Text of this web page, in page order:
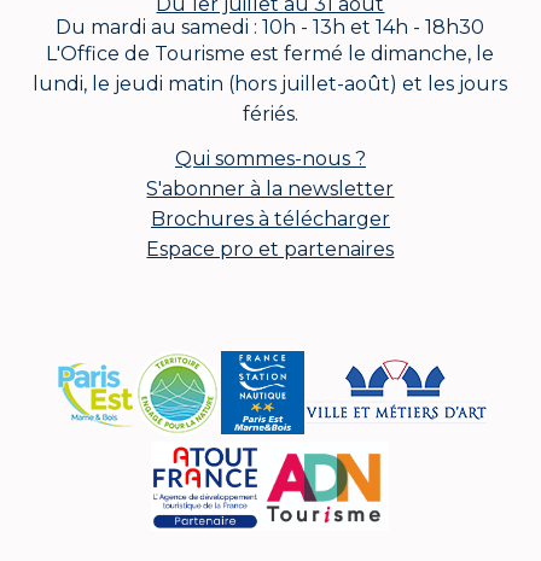
Du mardi au samedi : 10h - 13h et 14h - 18h30
L'Office de Tourisme est fermé le dimanche, le
lundi, le jeudi matin (hors juillet-août) et les jours
fériés.
Qui sommes-nous ?
S'abonner à la newsletter
Brochures à télécharger
Espace pro et partenaires